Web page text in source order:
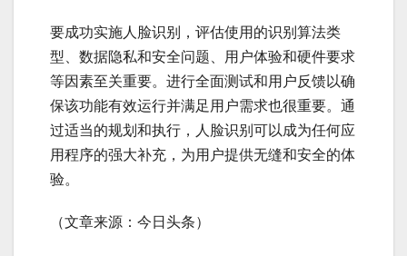
要成功实施人脸识别，评估使用的识别算法类
型、数据隐私和安全问题、用户体验和硬件要求
等因素至关重要。进行全面测试和用户反馈以确
保该功能有效运行并满足用户需求也很重要。通
过适当的规划和执行，人脸识别可以成为任何应
用程序的强大补充，为用户提供无缝和安全的体
验。
（文章来源：今日头条）